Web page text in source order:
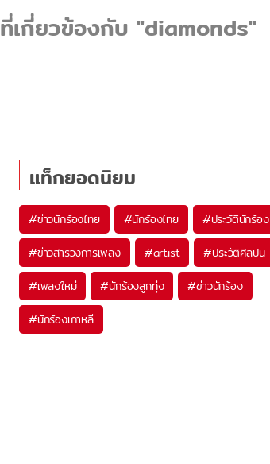
เกี่ยวข้องกับ "diamonds"
แท็กยอดนิยม
#ข่าวนักร้องไทย #นักร้องไทย #ประวัตินักร้อง
#ข่าวสารวงการเพลง #artist #ประวัติศิลปิน
#เพลงใหม่ #นักร้องลูกทุ่ง #ข่าวนักร้อง
#นักร้องเกาหลี